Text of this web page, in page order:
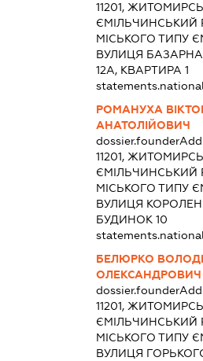
11201,
ЄМІЛЬЧИНСЬКИЙ
МІСЬКОГО ТИПУ
ВУЛИЦЯ
12А, КВАРТИРА 1
РОМАНУХА
АНАТОЛІЙОВИЧ
11201,
ЄМІЛЬЧИНСЬКИЙ
МІСЬКОГО ТИПУ
ВУЛИЦЯ
БУДИНОК 10
БЕЛЮРКО
ОЛЕКСАНДРОВИЧ
11201,
ЄМІЛЬЧИНСЬКИЙ
МІСЬКОГО ТИПУ
ВУЛИЦЯ